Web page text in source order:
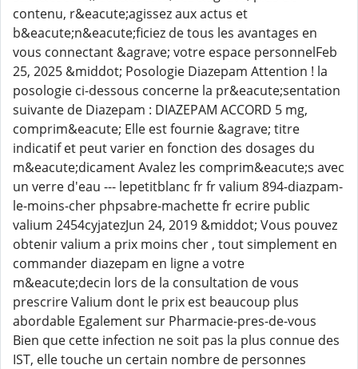
contenu, r&eacute;agissez aux actus et
b&eacute;n&eacute;ficiez de tous les avantages en
vous connectant &agrave; votre espace personnelFeb
25, 2025 &middot; Posologie Diazepam Attention ! la
posologie ci-dessous concerne la pr&eacute;sentation
suivante de Diazepam : DIAZEPAM ACCORD 5 mg,
comprim&eacute; Elle est fournie &agrave; titre
indicatif et peut varier en fonction des dosages du
m&eacute;dicament Avalez les comprim&eacute;s avec
un verre d'eau --- lepetitblanc fr fr valium 894-diazpam-
le-moins-cher phpsabre-machette fr ecrire public
valium 2454cyjatezJun 24, 2019 &middot; Vous pouvez
obtenir valium a prix moins cher , tout simplement en
commander diazepam en ligne a votre
m&eacute;decin lors de la consultation de vous
prescrire Valium dont le prix est beaucoup plus
abordable Egalement sur Pharmacie-pres-de-vous
Bien que cette infection ne soit pas la plus connue des
IST, elle touche un certain nombre de personnes